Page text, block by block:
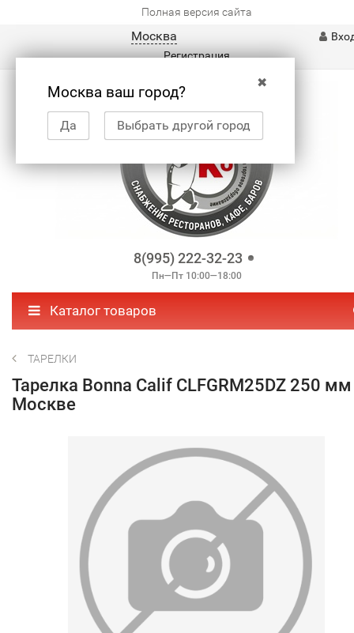
Полная версия сайта
Москва
✖
Москва ваш город?
Да Выбрать другой город
Регистрация
8(995) 222-32-23
Пн—Пт 10:00—18:00
Каталог товаров
ТАРЕЛКИ
Тарелка Bonna Calif CLFGRM25DZ 250
Москве